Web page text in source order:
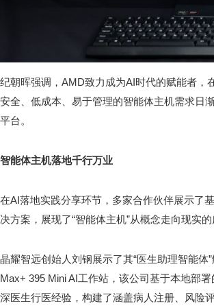
纪朝晖强调，AMD致力成为AI时代的赋能者，
安全、低成本、易于管理的智能体主机需求日
平台。
智能体主机落地千行万业
在AI落地实践分享环节，多家合作伙伴展示了
决方案，展现了“智能体主机”从概念走向现实的
晶耀智远创始人刘钢展示了其“医生助理智能
Max+ 395 Mini AI工作站，该公司基于本地部
深医生行医经验，构建了涵盖病人注册、风险